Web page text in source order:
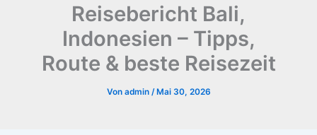
Reisebericht Bali,
Indonesien – Tipps,
Route & beste Reisezeit
Von admin /Mai 30, 2026